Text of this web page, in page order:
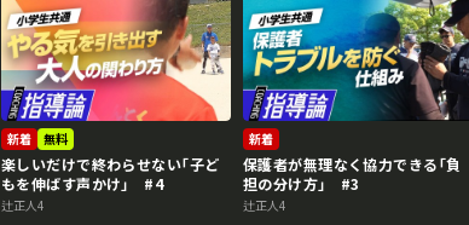
新着 無料
楽しいだけで終わらせない｢子ど
もを伸ばす声かけ｣ #4
辻正人4
新着
保護者が無理なく協力できる｢負
担の分け方｣ #3
辻正人4